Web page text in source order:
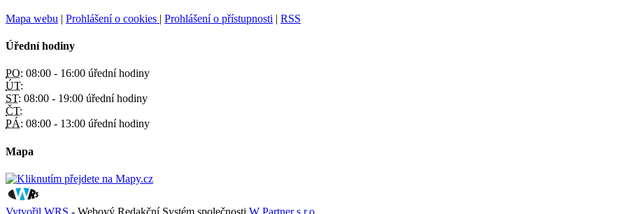
Mapa webu | Prohlášení o cookies | Prohlášení o přístupnosti | RSS
Úřední hodiny
PO: 08:00 - 16:00 úřední hodiny
ÚT:
ST: 08:00 - 19:00 úřední hodiny
ČT:
PÁ: 08:00 - 13:00 úřední hodiny
Mapa
Vytvořil WRS - Webový Redakční Systém společnosti W Partner s.r.o.